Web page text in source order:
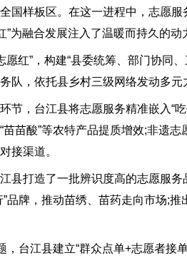
国样板区。在这一进程中，志愿
”为融合发展注入了温暖而持久的动
红”，构建“县委统筹、部门协同
队，依托县乡村三级网络发动多元
，台江县将志愿服务精准嵌入“吃
苗苗酸”等农特产品提质增效;非遗
接渠道。
打造了一批辨识度高的志愿服务品
品牌，推动苗绣、苗药走向市场;
台江县建立“群众点单+志愿者接